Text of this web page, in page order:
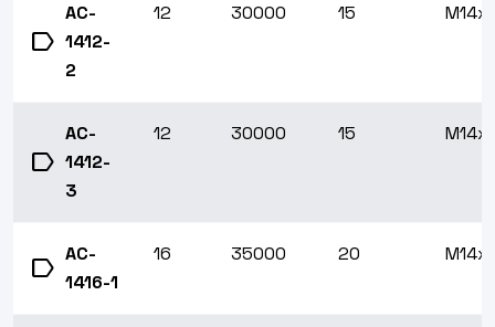
label
AC-
1412-
2
12 30000 15
label
AC-
1412-
3
12 30000 15
label AC-
1416-1
16 35000 20